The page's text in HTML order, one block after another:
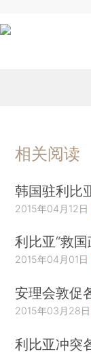
相关阅读
韩国驻利比
2015年04月12日
利比亚“救
2015年04月01日
安理会敦促
2015年03月28日
利比亚冲突